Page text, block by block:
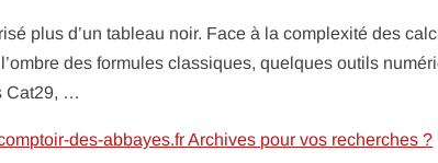
plus d’un tableau noir. Face à la complexité des
des formules classiques, quelques outils
Cat29, …
des-abbayes.fr Archives pour vos recherches ?